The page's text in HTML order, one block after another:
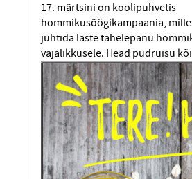
17. märtsini on koolipuhvetis
hommikusöögikampaania,
juhtida laste tähelepanu
vajalikkusele. Head pudruisu